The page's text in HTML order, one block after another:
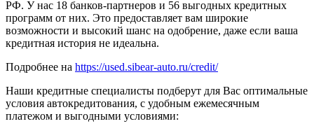
РФ. У нас 18 банков-партнеров и 56 выгодных кредитных
программ от них. Это предоставляет вам широкие
возможности и высокий шанс на одобрение, даже если ваша
кредитная история не идеальна.
Подробнее на https://used.sibear-auto.ru/credit/
Наши кредитные специалисты подберут для Вас оптимальные
условия автокредитования, с удобным ежемесячным
платежом и выгодными условиями: